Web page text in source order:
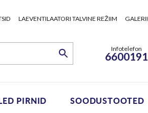
LAEVENTILAATORI TALVINE REŽIIM GALERII
Infotelefon
6600191
PIRNID SOODUSTOOTED